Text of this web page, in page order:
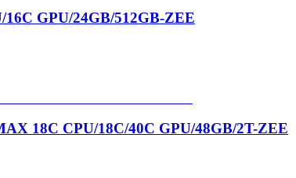
GPU/24GB/512GB-ZEE
18C CPU/18C/40C GPU/48GB/2T-ZEE